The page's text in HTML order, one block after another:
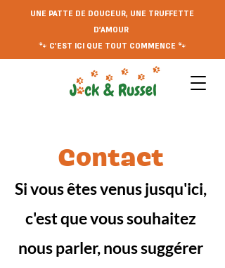
UNE PATTE DE DOUCEUR, UNE TRUFFETTE
D'AMOUR
🐾 C'EST ICI QUE TOUT COMMENCE 🐾
Contact
Si vous êtes venus jusqu'ici,
c'est que vous souhaitez
nous parler, nous suggérer